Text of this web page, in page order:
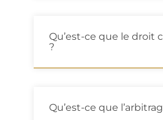
Qu’est-ce que le droit
?
Qu’est-ce que